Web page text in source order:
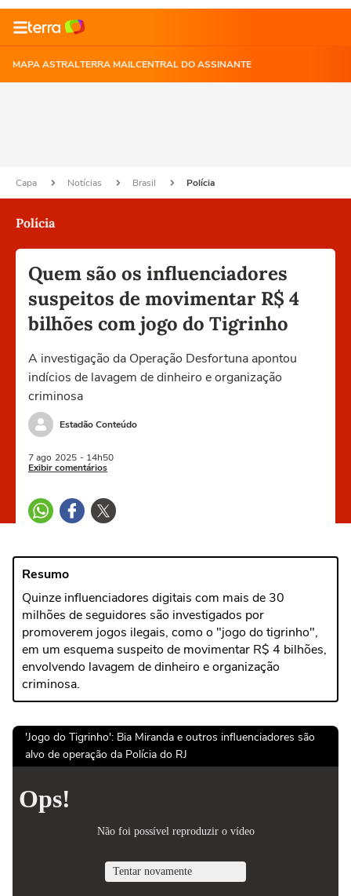
MAPA ASTRALTERRA MAILCENTRAL DO ASSINANTE
Capa Notícias Brasil Polícia
Polícia
Quem são os influenciadores
suspeitos de movimentar R$ 4
bilhões com jogo do Tigrinho
A investigação da Operação Desfortuna apontou
indícios de lavagem de dinheiro e organização
criminosa
Estadão Conteúdo
7 ago 2025 - 14h50
Exibir comentários
Resumo
Quinze influenciadores digitais com mais de 30
milhões de seguidores são investigados por
promoverem jogos ilegais, como o "jogo do tigrinho",
em um esquema suspeito de movimentar R$ 4 bilhões,
envolvendo lavagem de dinheiro e organização
criminosa.
'Jogo do Tigrinho': Bia Miranda e outros influenciadores são
alvo de operação da Polícia do RJ